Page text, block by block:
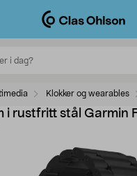
Klokker og wearables
i rustfritt stål Garmin